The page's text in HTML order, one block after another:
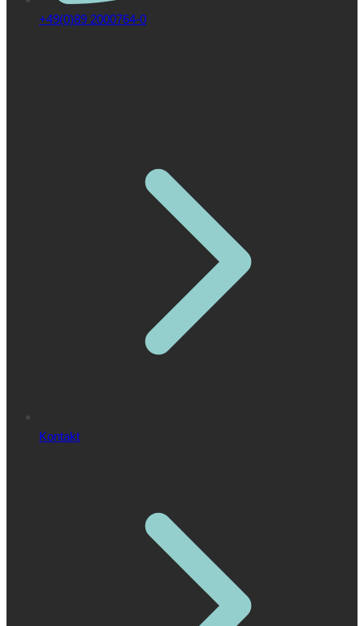
+49(0)89 2000764-0
Kontakt